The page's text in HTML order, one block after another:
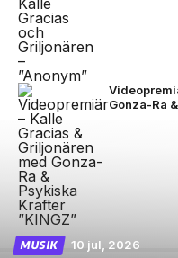
Gonza-Ra
MUSIK 10 jul, 2026